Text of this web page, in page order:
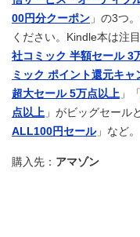
00円分クーポン 」の3つ
ください。Kindle本は注
社コミック 半額セール 3
ミック ポイント還元キ
超大セール 5万点以上 」「
点以上 」がビッグセール
ALL100円セール」など。
購入先： アマゾン